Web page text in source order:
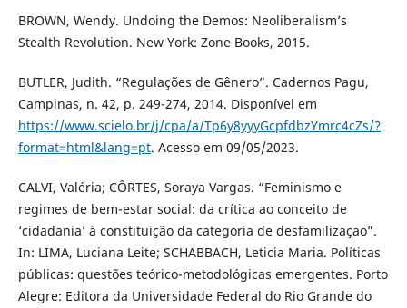
BROWN, Wendy. Undoing the Demos: Neoliberalism’s
Stealth Revolution. New York: Zone Books, 2015.
BUTLER, Judith. “Regulações de Gênero”. Cadernos Pagu,
Campinas, n. 42, p. 249-274, 2014. Disponível em
https://www.scielo.br/j/cpa/a/Tp6y8yyyGcpfdbzYmrc4cZs/?
format=html&lang=pt. Acesso em 09/05/2023.
CALVI, Valéria; CÔRTES, Soraya Vargas. “Feminismo e
regimes de bem-estar social: da crítica ao conceito de
‘cidadania’ à constituição da categoria de desfamilizaçao”.
In: LIMA, Luciana Leite; SCHABBACH, Leticia Maria. Políticas
públicas: questões teórico-metodológicas emergentes. Porto
Alegre: Editora da Universidade Federal do Rio Grande do